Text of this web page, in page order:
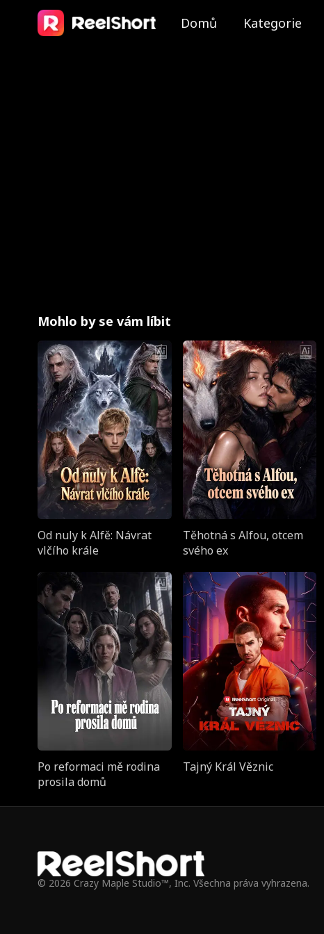
Domů Kategorie
Mohlo by se vám líbit
Od nuly k Alfě: Návrat
vlčího krále
Těhotná s Alfou, otcem
svého ex
Po reformaci mě rodina
prosila domů
Tajný Král Věznic
© 2026 Crazy Maple Studio™, Inc. Všechna práva vyhrazena.